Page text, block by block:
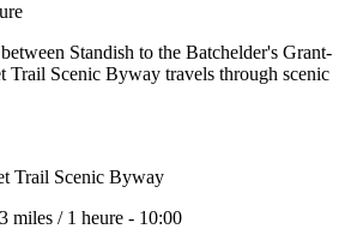
Standish to the Batchelder's Grant-
Trail Scenic Byway travels through scenic
Trail Scenic Byway
miles / 1 heure - 10:00